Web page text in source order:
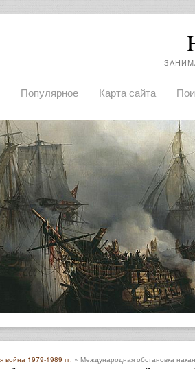
Популярное Карта сайта
война 1979-1989 гг. » Международная обстановка